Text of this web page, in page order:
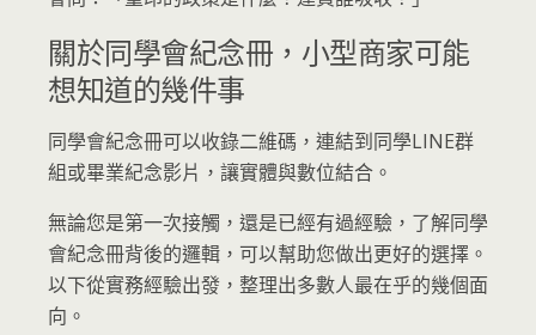
關於同學會紀念冊，小型商家可能
想知道的幾件事
同學會紀念冊可以收錄二維碼，連結到同學LINE群
組或畢業紀念影片，讓實體與數位結合。
無論您是第一次接觸，還是已經有過經驗，了解同學
會紀念冊背後的邏輯，可以幫助您做出更好的選擇。
以下從實務經驗出發，整理出多數人最在乎的幾個面
向。